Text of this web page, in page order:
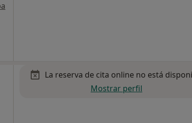
La reserva de cita online no está
Mostrar perfil